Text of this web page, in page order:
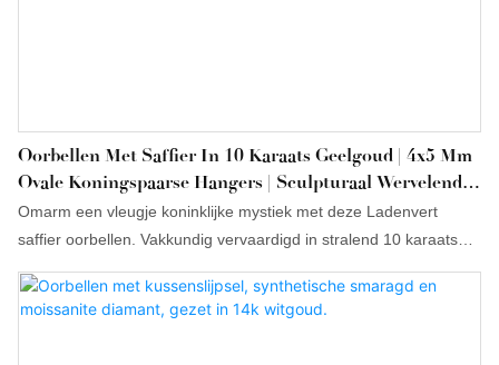
Oorbellen Met Saffier In 10 Karaats Geelgoud | 4x5 Mm
Ovale Koningspaarse Hangers | Sculpturaal Wervelend
Ontwerp
Omarm een ​​vleugje koninklijke mystiek met deze Ladenvert
saffier oorbellen. Vakkundig vervaardigd in stralend 10 karaats
saffier van 4x5 mm in een unieke "Ladenvert" paarse tint. De
elegante hangers zijn gezet in een moderne, sculpturale